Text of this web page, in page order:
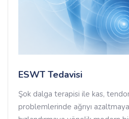
ESWT Tedavisi
Şok dalga terapisi ile kas,
problemlerinde ağrıyı